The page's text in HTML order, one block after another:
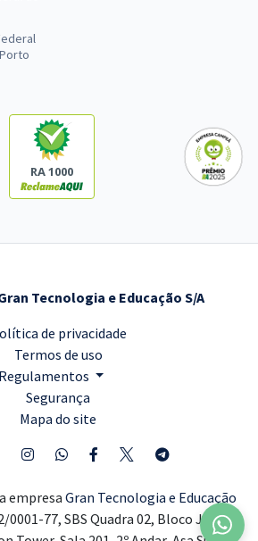
RA 1000
Tecnologia e Educação S/A
de privacidade
Termos de uso
Regulamentos
Segurança
Mapa do site
empresa Gran Tecnologia e Educação
0001-77, SBS Quadra 02, Bloco J, Lote